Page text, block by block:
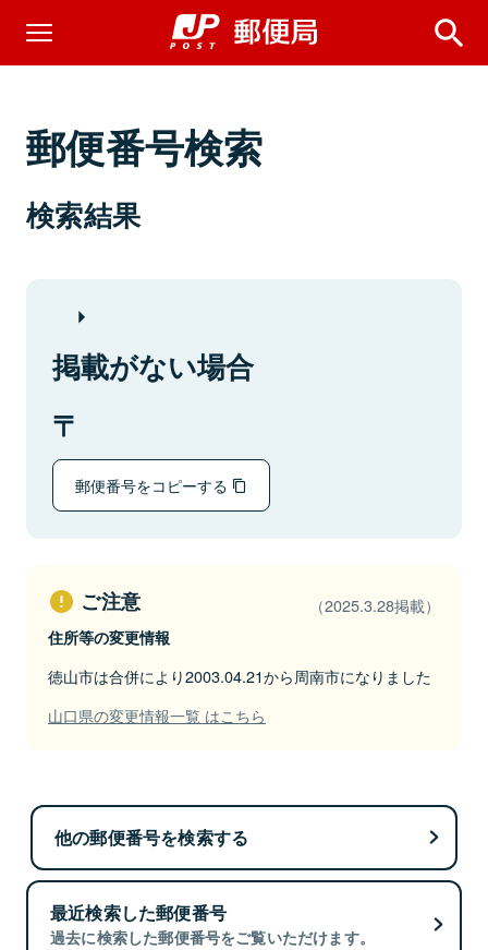
郵便番号検索
検索結果
掲載がない場合
郵便番号をコピーする
ご注意 （2025.3.28掲載）
住所等の変更情報
徳山市は合併により2003.04.21から周南市になりました
山口県の変更情報一覧 はこちら
他の郵便番号を検索する
最近検索した郵便番号
過去に検索した郵便番号をご覧いただけます。